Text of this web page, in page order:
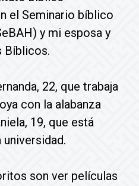
el Seminario bíblico
y mi esposa y
Bíblicos.
22, que trabaja
con la alabanza
19, que está
son ver películas